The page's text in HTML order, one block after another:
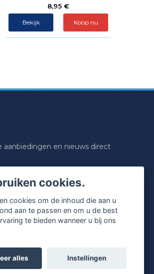
8,95 €
Bekijk Koop nu
aanbiedingen en nieuws direct
Ja graag!
cookies.
cookies om de inhoud die aan u
aan te passen en om u de best
te bieden wanneer u bij ons
alles Instellingen